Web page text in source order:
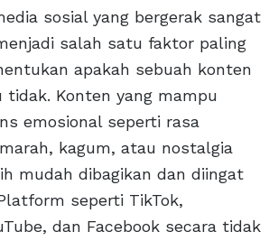
sosial yang bergerak sangat
salah satu faktor paling
apakah sebuah konten
tidak. Konten yang mampu
emosional seperti rasa
kagum, atau nostalgia
mudah dibagikan dan diingat
seperti TikTok,
dan Facebook secara tidak